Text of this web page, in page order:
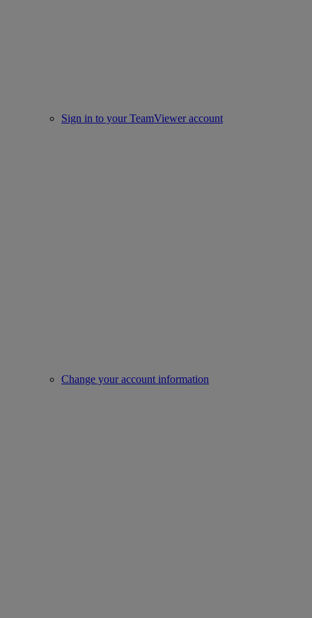
Sign in to your TeamViewer account
Change your account information